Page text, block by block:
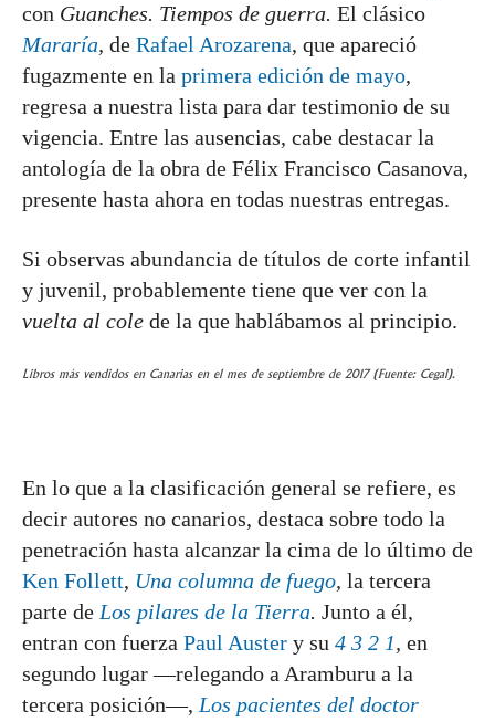
con Guanches. Tiempos de guerra. El clásico
Mararía, de Rafael Arozarena, que apareció
fugazmente en la primera edición de mayo,
regresa a nuestra lista para dar testimonio de su
vigencia. Entre las ausencias, cabe destacar la
antología de la obra de Félix Francisco Casanova,
presente hasta ahora en todas nuestras entregas.
Si observas abundancia de títulos de corte infantil
y juvenil, probablemente tiene que ver con la
vuelta al cole de la que hablábamos al principio.
Libros más vendidos en Canarias en el mes de septiembre de 2017 (Fuente: Cegal).
En lo que a la clasificación general se refiere, es
decir autores no canarios, destaca sobre todo la
penetración hasta alcanzar la cima de lo último de
Ken Follett, Una columna de fuego, la tercera
parte de Los pilares de la Tierra. Junto a él,
entran con fuerza Paul Auster y su 4 3 2 1, en
segundo lugar —relegando a Aramburu a la
tercera posición—, Los pacientes del doctor